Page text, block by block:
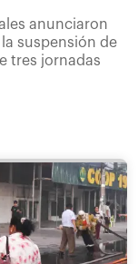
anunciaron
suspensión de
tres jornadas